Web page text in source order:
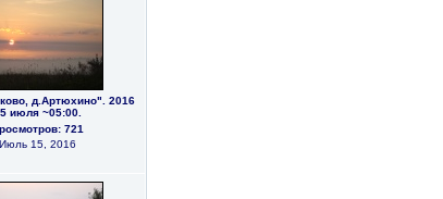
д.Артюхино". 2016
июля ~05:00.
721
Июль 15, 2016